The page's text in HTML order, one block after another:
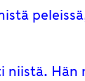
Hän